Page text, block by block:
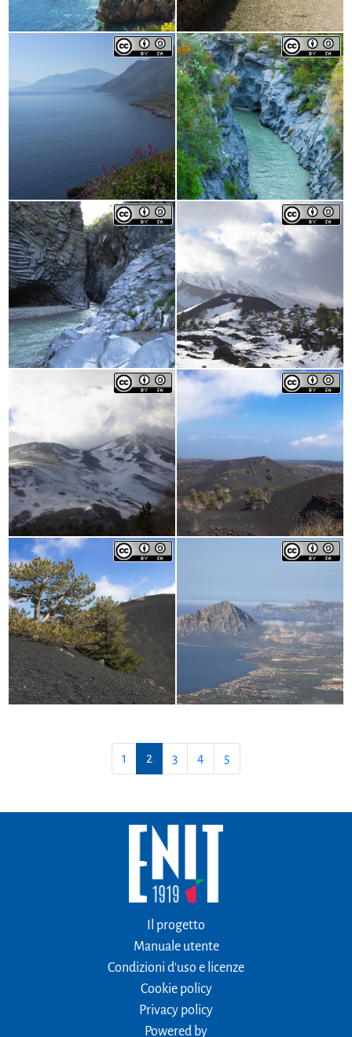
1 2 3 4 5
Il progetto
Manuale utente
Condizioni d'uso e licenze
Cookie policy
Privacy policy
Powered by